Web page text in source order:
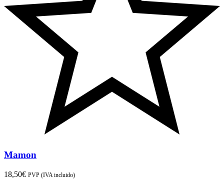
Mamon
18,50€ PVP (IVA incluido)